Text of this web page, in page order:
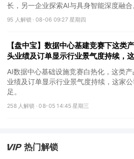
长，另一企业探索AI与具身智能深度融合
95 人解锁 · 08-06 09:27 星期四
【盘中宝】数据中心基建竞赛下这类
头业绩及订单显示行业景气度持续，
订单充足
AI数据中心基础设施竞赛白热化，这类
业绩及订单显示行业景气度持续，这家
足。
258 人解锁 ·08-05 14:45 星期三
热门解锁